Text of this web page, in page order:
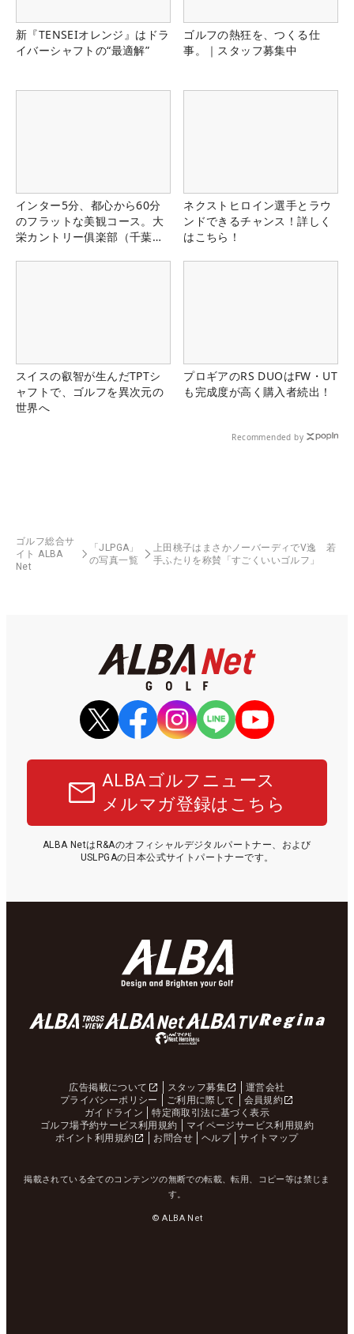
新『TENSEIオレンジ』はドラ
イバーシャフトの“最適解”
ゴルフの熱狂を、つくる仕
事。｜スタッフ募集中
インター5分、都心から60分
のフラットな美観コース。大
栄カントリー俱楽部（千葉
ネクストヒロイン選手とラウ
ンドできるチャンス！詳しく
はこちら！
スイスの叡智が生んだTPTシ
ャフトで、ゴルフを異次元の
世界へ
プロギアのRS DUOはFW・UT
も完成度が高く購入者続出！
Recommended by
ゴルフ総合サ
イト ALBA
Net
「JLPGA」
の写真一覧
上田桃子はまさかノーバーディでV逸 若
手ふたりを称賛「すごくいいゴルフ」
ALBAゴルフニュース
メルマガ登録はこちら
ALBA NetはR&Aのオフィシャルデジタルパートナー、および
USLPGAの日本公式サイトパートナーです。
広告掲載について スタッフ募集
運営会社
プライバシーポリシー
ご利用に際して
会員規約
ガイドライン
特定商取引法に基づく表示
ゴルフ場予約サービス利用規約
マイページサービス利用規約
ポイント利用規約
お問合せ ヘルプ サイトマップ
掲載されている全てのコンテンツの無断での転載、転用、コピー等は禁じま
す。
© ALBA Net